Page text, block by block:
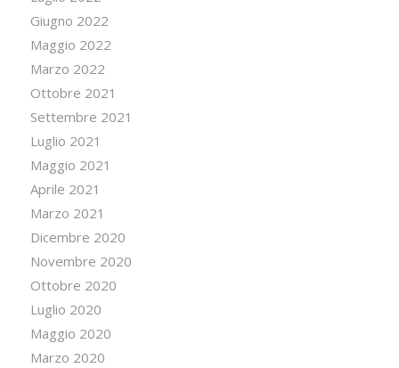
Giugno 2022
Maggio 2022
Marzo 2022
Ottobre 2021
Settembre 2021
Luglio 2021
Maggio 2021
Aprile 2021
Marzo 2021
Dicembre 2020
Novembre 2020
Ottobre 2020
Luglio 2020
Maggio 2020
Marzo 2020